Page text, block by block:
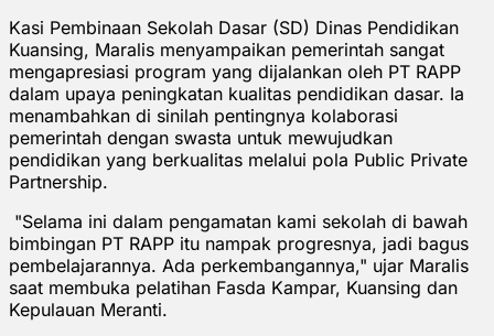
Kasi Pembinaan Sekolah Dasar (SD) Dinas Pendidikan
Kuansing, Maralis menyampaikan pemerintah sangat
mengapresiasi program yang dijalankan oleh PT RAPP
dalam upaya peningkatan kualitas pendidikan dasar. Ia
menambahkan di sinilah pentingnya kolaborasi
pemerintah dengan swasta untuk mewujudkan
pendidikan yang berkualitas melalui pola Public Private
Partnership.
"Selama ini dalam pengamatan kami sekolah di bawah
bimbingan PT RAPP itu nampak progresnya, jadi bagus
pembelajarannya. Ada perkembangannya," ujar Maralis
saat membuka pelatihan Fasda Kampar, Kuansing dan
Kepulauan Meranti.